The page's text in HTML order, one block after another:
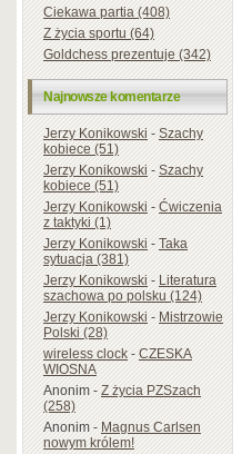
Ciekawa partia (408)
Z życia sportu (64)
Goldchess prezentuje (342)
Najnowsze komentarze
Jerzy Konikowski-Szachy
kobiece (51)
Jerzy Konikowski-Szachy
kobiece (51)
Jerzy Konikowski-Ćwiczenia
z taktyki (1)
Jerzy Konikowski-Taka
sytuacja (381)
Jerzy Konikowski-Literatura
szachowa po polsku (124)
Jerzy Konikowski-Mistrzowie
Polski (28)
wireless clock-CZESKA
WIOSNA
Anonim-Z życia PZSzach
(258)
Anonim-Magnus Carlsen
nowym królem!